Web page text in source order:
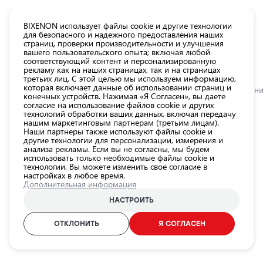
Главная Категории Магазин Товары для технического
LED Фонарь на голову LH04,
6500K, USB, 5h
AMIO / 25-303
ID продукта:25-303
EAN-код:
5903293028261
Все
товары
магазина
Магазин
Лампы для
автомобильных
Внешнее
освещение
автомобиля
Освещение
автомобиля
Аксессуары
BIXENON использует файлы cookie и другие технологии
для безопасного и надежного предоставления наших
страниц, проверки производительности и улучшения
вашего пользовательского опыта; включая любой
соответствующий контент и персонализированную
рекламу как на наших страницах, так и на страницах
третьих лиц. С этой целью мы используем информацию,
которая включает данные об использовании страниц и
конечных устройств. Нажимая «Я Согласен», вы даете
согласие на использование файлов cookie и других
технологий обработки ваших данных, включая передачу
нашим маркетинговым партнерам (третьим лицам).
Наши партнеры также используют файлы cookie и
другие технологии для персонализации, измерения и
анализа рекламы. Если вы не согласны, мы будем
использовать только необходимые файлы cookie и
технологии. Вы можете изменить свое согласие в
настройках в любое время.
Дополнительная информация
НАСТРОИТЬ
ОТКЛОНИТЬ Я СОГЛАСЕН